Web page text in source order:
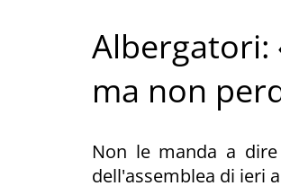
Albergatori:
ma non
Non le manda a
dell'assemblea di ieri